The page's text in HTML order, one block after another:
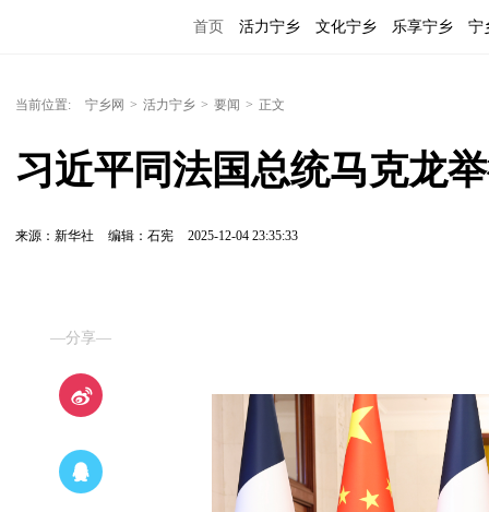
首页 活力宁乡 文化宁乡 乐享宁乡 宁
当前位置: 宁乡网 > 活力宁乡 > 要闻 > 正文
习近平同法国总统马克龙
来源：新华社 编辑：石宪 2025-12-04 23:35:33
—分享—